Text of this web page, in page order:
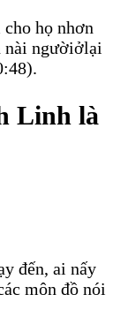
họ nhơn
nài ngườiởlại
Linh là
đến, ai nấy
môn đồ nói